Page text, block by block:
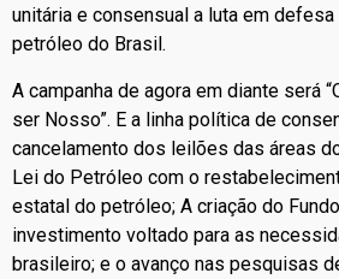
unitária e consensual a luta em
petróleo do Brasil.
A campanha de agora em diante será
ser Nosso”. E a linha política de
cancelamento dos leilões das áreas
Lei do Petróleo com o
estatal do petróleo; A criação do
investimento voltado para as
brasileiro; e o avanço nas pesquisas